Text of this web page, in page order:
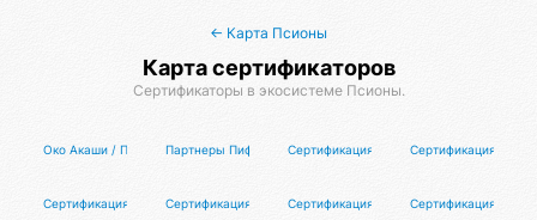
← Карта Псионы
Карта сертификаторов
Сертификаторы в экосистеме Псионы.
Око Акаши / Программа для авторов
Партнеры Пифо / π⁴ Сертификация циокаСертификация
Сертификация исследователей реальной истории
Сертификация участниковСертификация капитановСертификация